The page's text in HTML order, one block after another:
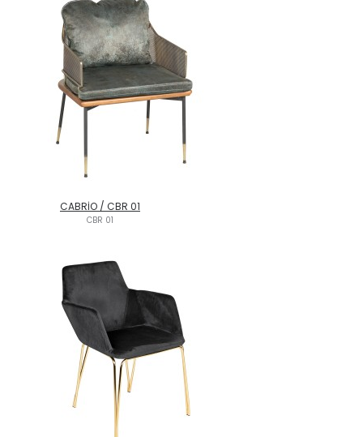
CABRİO / CBR 01
CBR 01